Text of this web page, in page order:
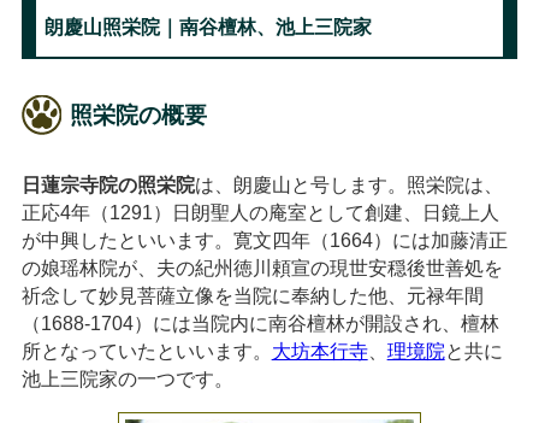
朗慶山照栄院｜南谷檀林、池上三院家
照栄院の概要
日蓮宗寺院の照栄院は、朗慶山と号します。照栄院は、
正応4年（1291）日朗聖人の庵室として創建、日鏡上人
が中興したといいます。寛文四年（1664）には加藤清正
の娘瑶林院が、夫の紀州徳川頼宣の現世安穏後世善処を
祈念して妙見菩薩立像を当院に奉納した他、元禄年間
（1688-1704）には当院内に南谷檀林が開設され、檀林
所となっていたといいます。 大坊本行寺、 理境院と共に
池上三院家の一つです。